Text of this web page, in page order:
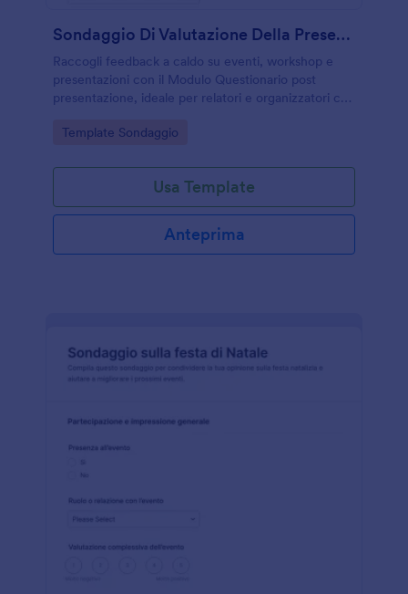
Sondaggio Di Valutazione Della Presentazione
Raccogli feedback a caldo su eventi, workshop e
presentazioni con il Modulo Questionario post
presentazione, ideale per relatori e organizzatori che
raccolta dati online con Jotform.
Go to Category:
Template Sondaggio
Usa Template
Anteprima